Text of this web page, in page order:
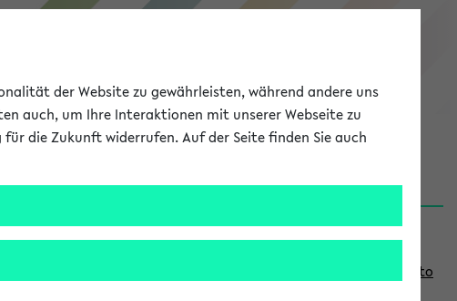
eKVV
S
d
Links
Use the combination search to
der Website zu gewährleisten, während andere uns
auch, um Ihre Interaktionen mit unserer Webseite zu
die Zukunft widerrufen. Auf der Seite finden Sie auch